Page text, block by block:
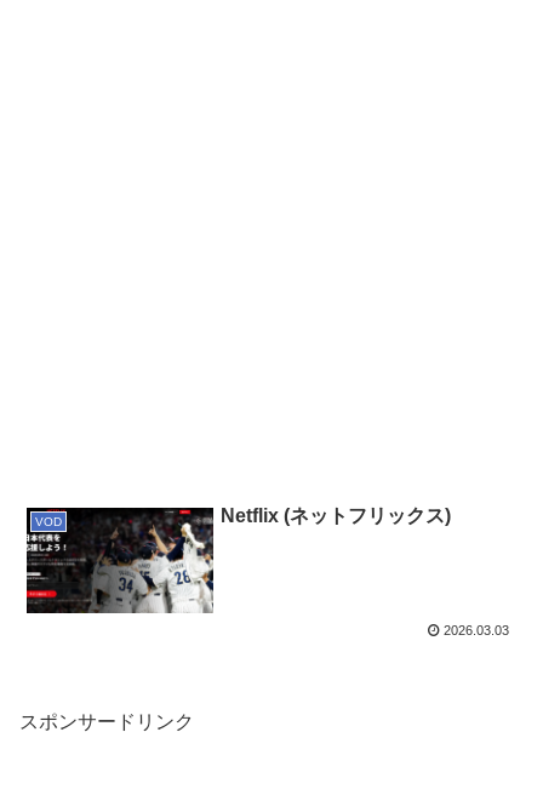
VOD Netflix (ネットフリックス)
2026.03.03
スポンサードリンク